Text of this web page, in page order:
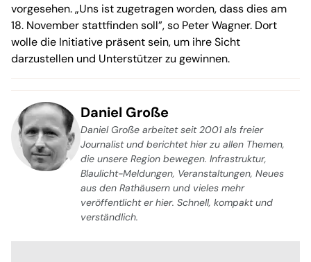
vorgesehen. „Uns ist zugetragen worden, dass dies am
18. November stattfinden soll”, so Peter Wagner. Dort
wolle die Initiative präsent sein, um ihre Sicht
darzustellen und Unterstützer zu gewinnen.
Daniel Große
Daniel Große arbeitet seit 2001 als freier
Journalist und berichtet hier zu allen Themen,
die unsere Region bewegen. Infrastruktur,
Blaulicht-Meldungen, Veranstaltungen, Neues
aus den Rathäusern und vieles mehr
veröffentlicht er hier. Schnell, kompakt und
verständlich.